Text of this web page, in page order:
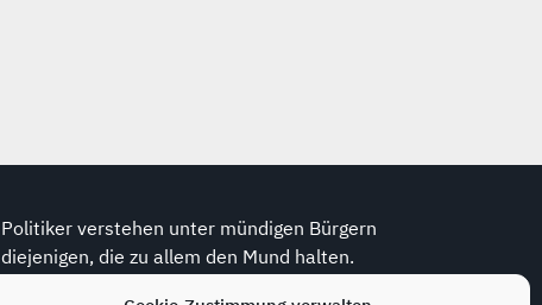
Politiker verstehen unter mündigen Bürgern
diejenigen, die zu allem den Mund halten.
(Wolfram Weidner, *1925, dt. Journalist)